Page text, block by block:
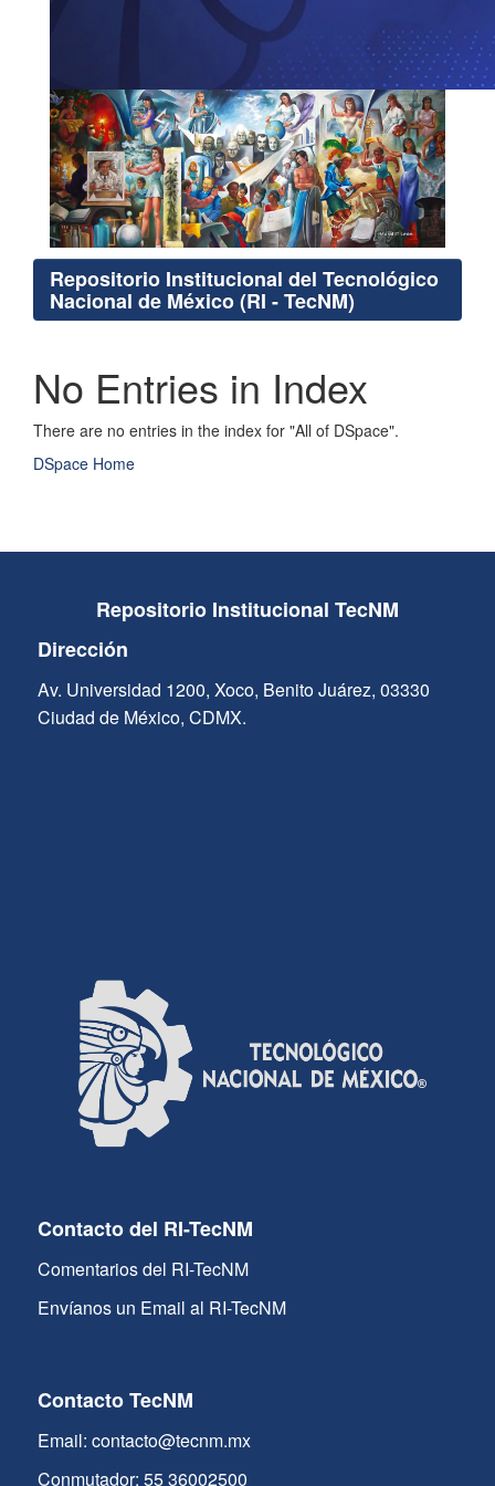
Repositorio Institucional del Tecnológico
Nacional de México (RI - TecNM)
No Entries in Index
There are no entries in the index for "All of DSpace".
DSpace Home
Repositorio Institucional TecNM
Dirección
Av. Universidad 1200, Xoco, Benito Juárez, 03330
Ciudad de México, CDMX.
Contacto del RI-TecNM
Comentarios del RI-TecNM
Envíanos un Email al RI-TecNM
Contacto TecNM
Email: contacto@tecnm.mx
Conmutador: 55 36002500